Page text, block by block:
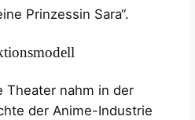
Prinzessin Sara“.
Theater nahm in der
der Anime-Industrie